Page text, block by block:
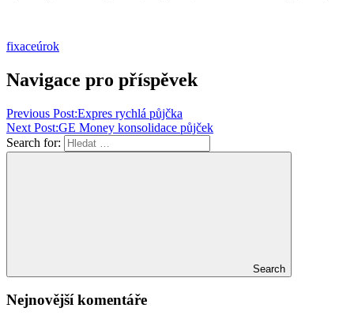
fixaceúrok
Navigace pro příspěvek
Previous Post:Expres rychlá půjčka
Next Post:GE Money konsolidace půjček
Search for:
Search
Nejnovější komentáře